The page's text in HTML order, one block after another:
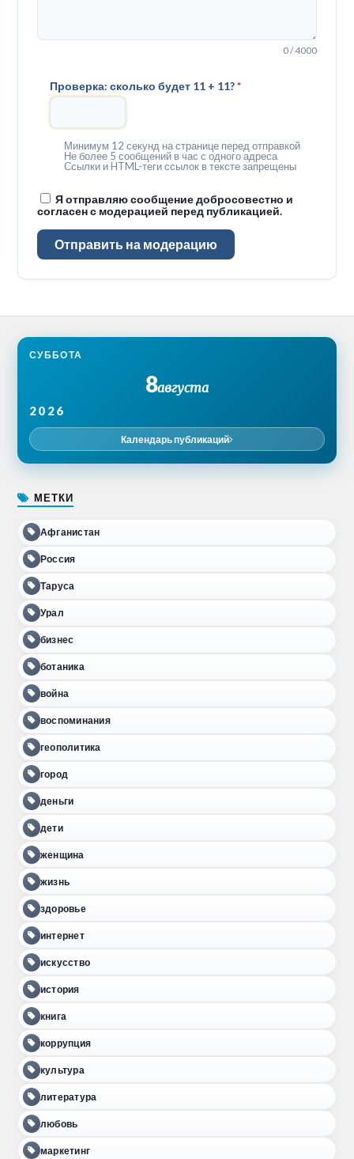
0 / 4000
Проверка: сколько будет 11 + 11?*
Минимум 12 секунд на странице перед отправкой
Не более 5 сообщений в час с одного адреса
Ссылки и HTML-теги ссылок в тексте запрещены
Я отправляю сообщение добросовестно и
согласен с модерацией перед публикацией.
Отправить на модерацию
СУББОТА
8августа
2026
Календарь публикаций
МЕТКИ
Афганистан
Россия
Таруса
Урал
бизнес
ботаника
война
воспоминания
геополитика
город
деньги
дети
женщина
жизнь
здоровье
интернет
искусство
история
книга
коррупция
культура
литература
любовь
маркетинг